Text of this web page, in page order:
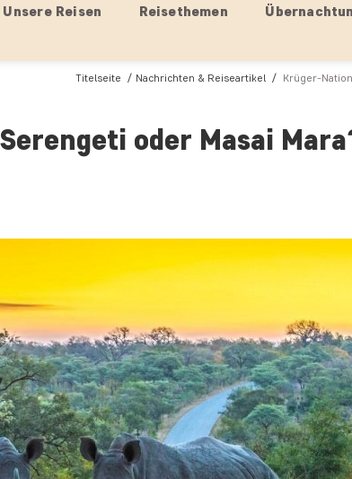
Unsere Reisen Reisethemen
Titelseite Nachrichten & Reiseartikel Krüger-
oder Masai